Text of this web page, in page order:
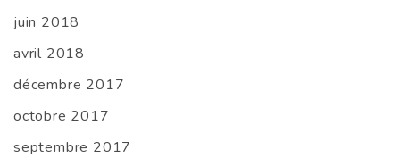
juin 2018
avril 2018
décembre 2017
octobre 2017
septembre 2017